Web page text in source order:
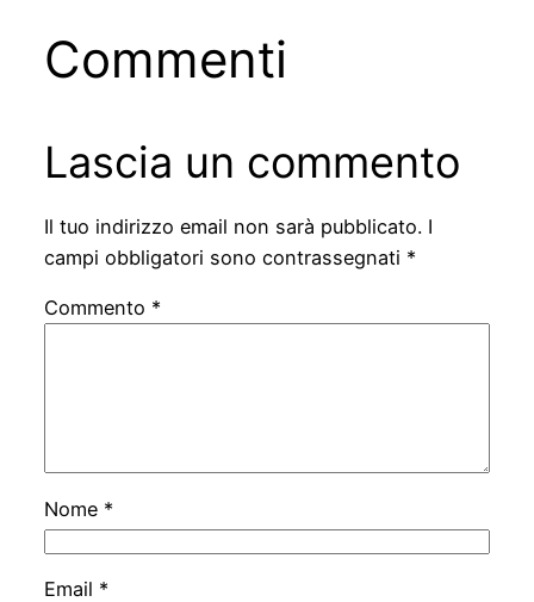
Commenti
Lascia un commento
Il tuo indirizzo email non sarà pubblicato. I
campi obbligatori sono contrassegnati *
Commento *
Nome *
Email *